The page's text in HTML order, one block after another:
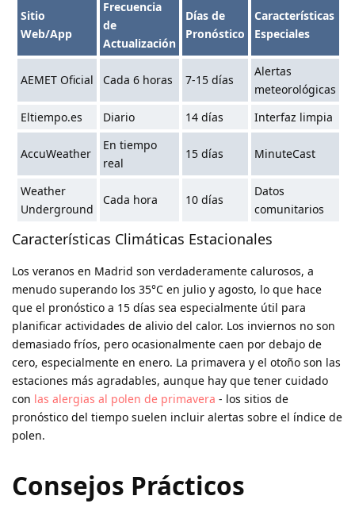
Sitio
Web/App
Frecuencia
de
Actualización
Días de
Pronóstico
Características
Especiales
AEMET Oficial Cada 6 horas 7-15 días
Alertas
meteorológicas
Eltiempo.es
Diario 14 días Interfaz limpia
AccuWeather
En tiempo
real
15 días MinuteCast
Weather
Underground
Cada hora 10 días
Datos
comunitarios
Características Climáticas Estacionales
Los veranos en Madrid son verdaderamente calurosos, a
menudo superando los 35°C en julio y agosto, lo que hace
que el pronóstico a 15 días sea especialmente útil para
planificar actividades de alivio del calor. Los inviernos no son
demasiado fríos, pero ocasionalmente caen por debajo de
cero, especialmente en enero. La primavera y el otoño son las
estaciones más agradables, aunque hay que tener cuidado
con las alergias al polen de primavera - los sitios de
pronóstico del tiempo suelen incluir alertas sobre el índice de
polen.
Consejos Prácticos